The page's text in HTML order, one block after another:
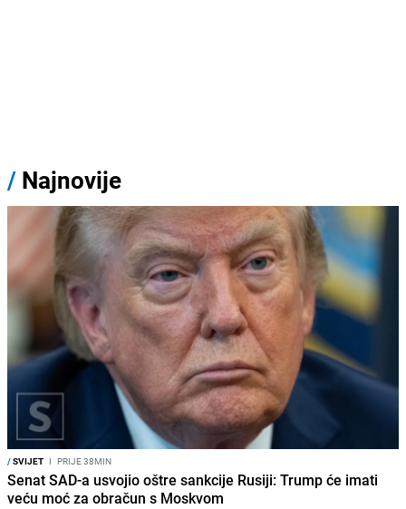
/ Najnovije
/SVIJET I PRIJE 38MIN
Senat SAD-a usvojio oštre sankcije Rusiji: Trump će imati
veću moć za obračun s Moskvom